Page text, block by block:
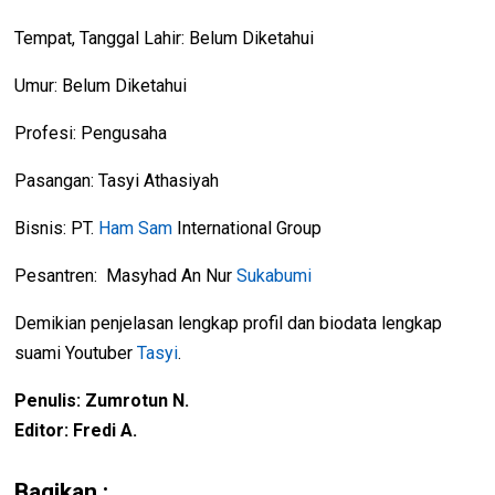
Tempat, Tanggal Lahir: Belum Diketahui
Umur: Belum Diketahui
Profesi: Pengusaha
Pasangan: Tasyi Athasiyah
Bisnis: PT. Ham Sam International Group
Pesantren: Masyhad An NurSukabumi
Demikian penjelasan lengkap profil dan biodata lengkap
suami YoutuberTasyi.
Penulis: Zumrotun N.
Editor: Fredi A.